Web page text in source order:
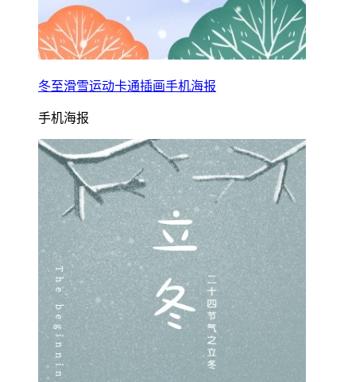
冬至滑雪运动卡通插画手机海报
手机海报